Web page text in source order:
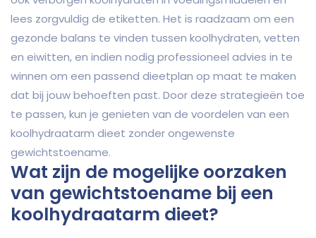
lees zorgvuldig de etiketten. Het is raadzaam om een
gezonde balans te vinden tussen koolhydraten, vetten
en eiwitten, en indien nodig professioneel advies in te
winnen om een passend dieetplan op maat te maken
dat bij jouw behoeften past. Door deze strategieën toe
te passen, kun je genieten van de voordelen van een
koolhydraatarm dieet zonder ongewenste
gewichtstoename.
Wat zijn de mogelijke oorzaken
van gewichtstoename bij een
koolhydraatarm dieet?